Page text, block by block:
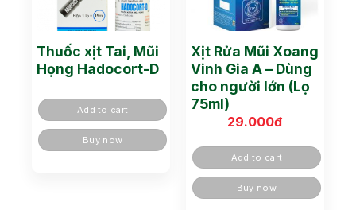
Thuốc xịt Tai, Mũi
Họng Hadocort-D
Add to cart
Buy now
Xịt Rửa Mũi Xoang
Vinh Gia A – Dùng
cho người lớn (Lọ
75ml)
29.000đ
Add to cart
Buy now